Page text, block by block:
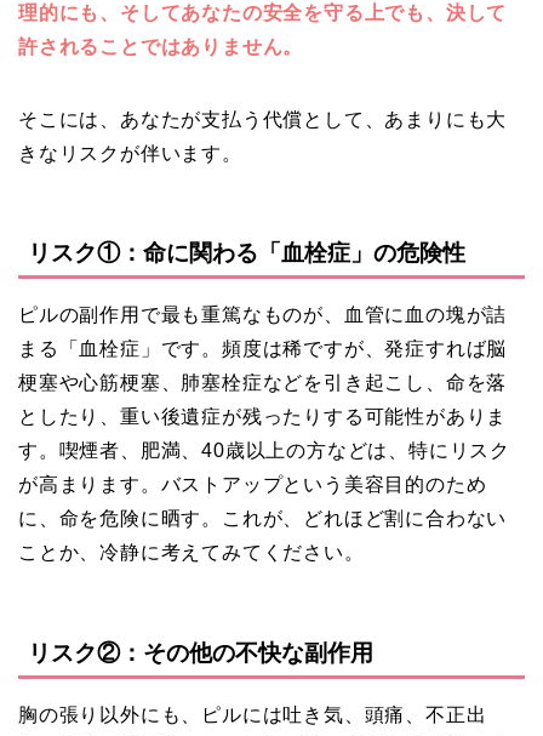
理的にも、そしてあなたの安全を守る上でも、決して
許されることではありません。
そこには、あなたが支払う代償として、あまりにも大
きなリスクが伴います。
リスク①：命に関わる「血栓症」の危険性
ピルの副作用で最も重篤なものが、血管に血の塊が詰
まる「血栓症」です。頻度は稀ですが、発症すれば脳
梗塞や心筋梗塞、肺塞栓症などを引き起こし、命を落
としたり、重い後遺症が残ったりする可能性がありま
す。喫煙者、肥満、40歳以上の方などは、特にリスク
が高まります。バストアップという美容目的のため
に、命を危険に晒す。これが、どれほど割に合わない
ことか、冷静に考えてみてください。
リスク②：その他の不快な副作用
胸の張り以外にも、ピルには吐き気、頭痛、不正出